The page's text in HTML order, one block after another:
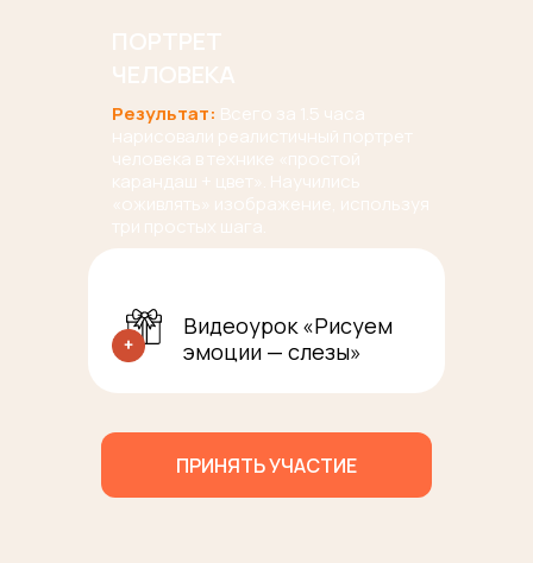
ПРИНЯТЬ УЧАСТИЕ
Видеоурок «Рисуем
эмоции — слезы»
ПОРТРЕТ
ЧЕЛОВЕКА
Результат: Всего за 1.5 часа
нарисовали реалистичный портрет
человека в технике «простой
карандаш + цвет». Научились
«оживлять» изображение, используя
три простых шага.